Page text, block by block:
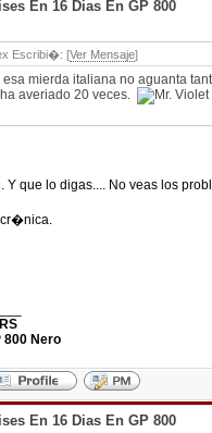
En 16 Dias En GP 800
Escribi�: [Ver Mensaje]
esa mierda italiana no aguanta
averiado 20 veces.
Y que lo digas.... No veas los
cr�nica.
800 Nero
En 16 Dias En GP 800